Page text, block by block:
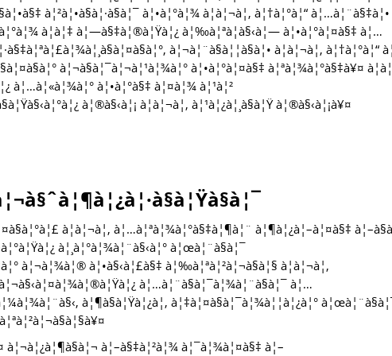
à¦²à¦•à§à¦·à§à¦¯ à¦•à¦°à¦¾ à¦à¦¬à¦‚ à¦†à¦°à¦“ à¦…à¦¨à§‡à¦•
à¦à¦‡ à¦—à§‡à¦®à¦Ÿà¦¿ à¦‰à¦ªà¦­à§‹à¦— à¦•à¦°à¦¤à§‡ à¦…
à¦¬à¦¨à§à¦¦à§à¦• à¦à¦¬à¦‚ à¦†à¦°à¦“
à¦¬à§à¦¯à¦¬à¦¹à¦¾à¦° à¦•à¦°à¦¤à§‡ à¦ªà¦¾à¦°à§‡à¥¤
à¦…à¦«à¦¾à¦° à¦•à¦°à§‡ à¦¤à¦¾ à¦¹à¦²
à¦®à§‹à¦¡ à¦à¦¬à¦‚ à¦¹à¦¿à¦¸à§à¦Ÿ à¦®à§‹à¦¡à¥¤
à¦à¦¬à¦‚ à¦…à¦ªà¦¾à¦°à§‡à¦¶à¦¨ à¦¶à¦¿à¦–à¦¤à§‡
à¦¸à¦°à¦¾à¦¨à§‹à¦° à¦œà¦¨à§à¦¯
à¦¬à¦¾à¦® à¦•à§‹à¦£à§‡ à¦‰à¦ªà¦²à¦¬à§à¦§ à¦à¦¬à¦‚
à¦…à¦¨à§à¦¯à¦¾à¦¨à§à¦¯ à¦…
à¦¶à§à¦Ÿà¦¿à¦‚ à¦‡à¦¤à§à¦¯à¦¾à¦¦à¦¿à¦°
à¦¬à¦¿à¦¶à§à¦¬ à¦–à§‡à¦²à¦¾ à¦¯à¦¾à¦¤à§‡ à¦–